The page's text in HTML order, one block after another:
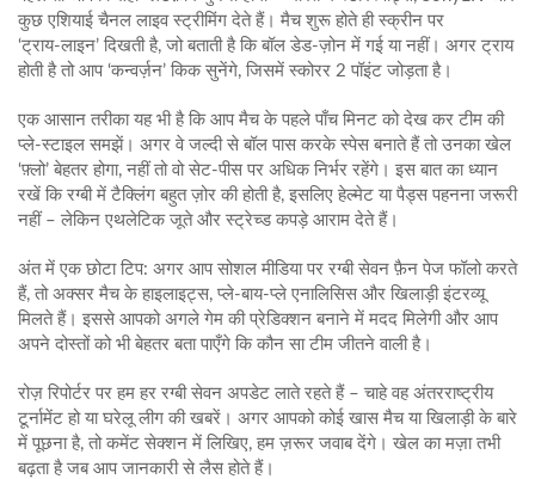
कुछ एशियाई चैनल लाइव स्ट्रीमिंग देते हैं। मैच शुरू होते ही स्क्रीन पर
‘ट्राय‑लाइन’ दिखती है, जो बताती है कि बॉल डेड-ज़ोन में गई या नहीं। अगर ट्राय
होती है तो आप ‘कन्वर्ज़न’ किक सुनेंगे, जिसमें स्कोरर 2 पॉइंट जोड़ता है।
एक आसान तरीका यह भी है कि आप मैच के पहले पाँच मिनट को देख कर टीम की
प्ले‑स्टाइल समझें। अगर वे जल्दी से बॉल पास करके स्पेस बनाते हैं तो उनका खेल
‘फ़्लो’ बेहतर होगा, नहीं तो वो सेट‑पीस पर अधिक निर्भर रहेंगे। इस बात का ध्यान
रखें कि रग्बी में टैक्लिंग बहुत ज़ोर की होती है, इसलिए हेल्मेट या पैड्स पहनना जरूरी
नहीं – लेकिन एथलेटिक जूते और स्ट्रेच्ड कपड़े आराम देते हैं।
अंत में एक छोटा टिप: अगर आप सोशल मीडिया पर रग्बी सेवन फ़ैन पेज फॉलो करते
हैं, तो अक्सर मैच के हाइलाइट्स, प्ले‑बाय‑प्ले एनालिसिस और खिलाड़ी इंटरव्यू
मिलते हैं। इससे आपको अगले गेम की प्रेडिक्शन बनाने में मदद मिलेगी और आप
अपने दोस्तों को भी बेहतर बता पाएँगे कि कौन सा टीम जीतने वाली है।
रोज़ रिपोर्टर पर हम हर रग्बी सेवन अपडेट लाते रहते हैं – चाहे वह अंतरराष्ट्रीय
टूर्नामेंट हो या घरेलू लीग की खबरें। अगर आपको कोई खास मैच या खिलाड़ी के बारे
में पूछना है, तो कमेंट सेक्शन में लिखिए, हम ज़रूर जवाब देंगे। खेल का मज़ा तभी
बढ़ता है जब आप जानकारी से लैस होते हैं।